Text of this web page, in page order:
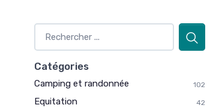
Catégories
Camping et randonnée 102
Equitation 42